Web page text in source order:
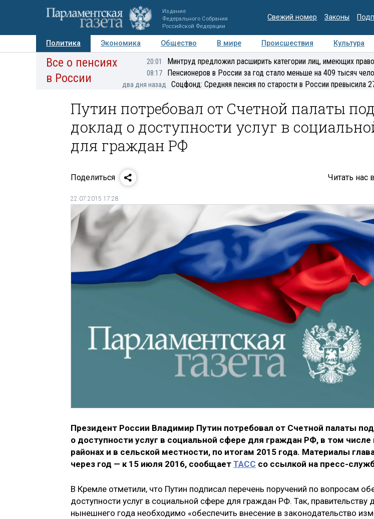
Издание
Федерального Собрания
Российской Федерации
Свежий номер Законы
Политика Экономика Общество В мире Происшествия Культура
Авторы Персоны Мнения Регионы Медиацентр Интервью
Все о пенсиях
в России
20:01 Минтруд предложил расширить категории лиц, имеющих
08:17 Пенсионеров в России за год стало меньше на 409 тысяч
два дня назад Соцфонд: Средняя пенсия по старости в России превысила
Путин потребовал от Счетной палаты
доклад о доступности услуг в
для граждан РФ
Поделиться Читать нас в
22.07.2015 17:28
Президент России Владимир Путин потребовал от Счетной палаты
о доступности услуг в социальной сфере для граждан РФ, в том
районах и в сельской местности, по итогам 2015 года. Материалы
через год — к 15 июля 2016, сообщает ТАСС со ссылкой на пресс-
В Кремле отметили, что Путин подписал перечень поручений по вопросам
доступности услуг в социальной сфере для граждан РФ. Так, правительству
нынешнего года необходимо «обеспечить внесение в законодательство